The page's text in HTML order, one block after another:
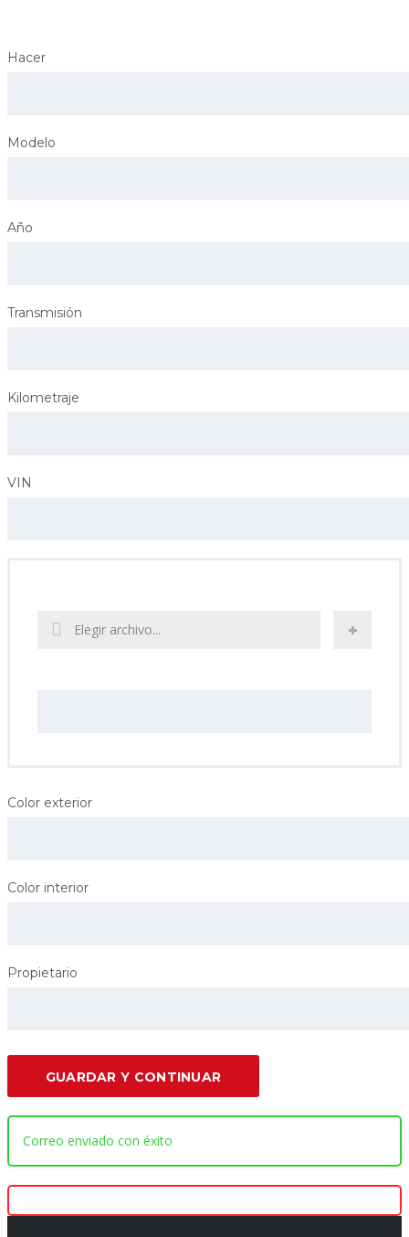
Hacer
Modelo
Año
Transmisión
Kilometraje
VIN
Elegir archivo...
Color exterior
Color interior
Propietario
GUARDAR Y CONTINUAR
Correo enviado con éxito